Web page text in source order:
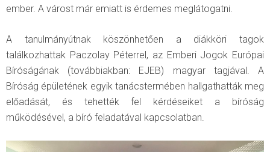
ember. A várost már emiatt is érdemes meglátogatni.
A tanulmányútnak köszönhetően a diákköri tagok
találkozhattak Paczolay Péterrel, az Emberi Jogok Európai
Bíróságának (továbbiakban: EJEB) magyar tagjával. A
Bíróság épületének egyik tanácstermében hallgathatták meg
előadását, és tehették fel kérdéseiket a bíróság
működésével, a bíró feladatával kapcsolatban.